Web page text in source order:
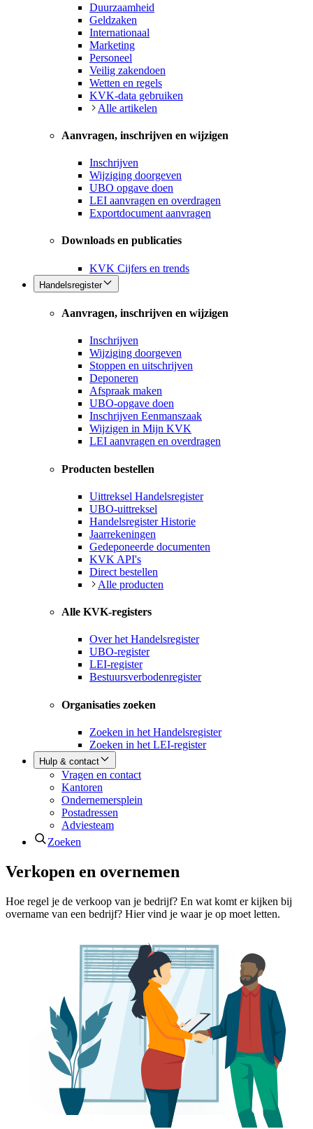
Duurzaamheid
Geldzaken
Internationaal
Marketing
Personeel
Veilig zakendoen
Wetten en regels
KVK-data gebruiken
Alle artikelen
Aanvragen, inschrijven en wijzigen
Inschrijven
Wijziging doorgeven
UBO opgave doen
LEI aanvragen en overdragen
Exportdocument aanvragen
Downloads en publicaties
KVK Cijfers en trends
Handelsregister
Aanvragen, inschrijven en wijzigen
Inschrijven
Wijziging doorgeven
Stoppen en uitschrijven
Deponeren
Afspraak maken
UBO-opgave doen
Inschrijven Eenmanszaak
Wijzigen in Mijn KVK
LEI aanvragen en overdragen
Producten bestellen
Uittreksel Handelsregister
UBO-uittreksel
Handelsregister Historie
Jaarrekeningen
Gedeponeerde documenten
KVK API's
Direct bestellen
Alle producten
Alle KVK-registers
Over het Handelsregister
UBO-register
LEI-register
Bestuursverbodenregister
Organisaties zoeken
Zoeken in het Handelsregister
Zoeken in het LEI-register
Hulp & contact
Vragen en contact
Kantoren
Ondernemersplein
Postadressen
Adviesteam
Zoeken
Verkopen en overnemen
Hoe regel je de verkoop van je bedrijf? En wat komt er kijken bij
overname van een bedrijf? Hier vind je waar je op moet letten.